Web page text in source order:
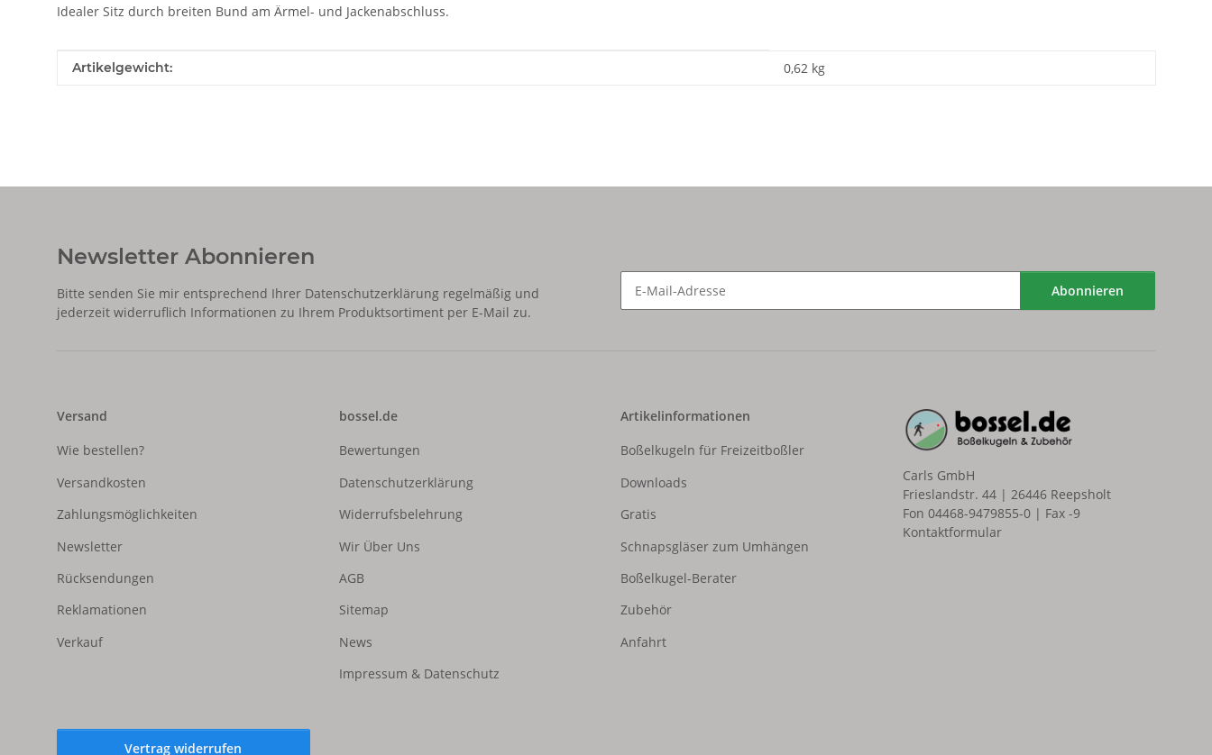
Idealer Sitz durch breiten Bund am Ärmel- und Jackenabschluss.
Produkteigenschaft
Wert
Artikelgewicht: 0,62 kg
Newsletter Abonnieren
Bitte senden Sie mir entsprechend Ihrer Datenschutzerklärung regelmäßig und
jederzeit widerruflich Informationen zu Ihrem Produktsortiment per E-Mail zu.
Abonnieren
Versand
Wie bestellen?
Versandkosten
Zahlungsmöglichkeiten
Newsletter
Rücksendungen
Reklamationen
Verkauf
bossel.de
Bewertungen
Datenschutzerklärung
Widerrufsbelehrung
Wir Über Uns
AGB
Sitemap
News
Impressum & Datenschutz
Artikelinformationen
Boßelkugeln für Freizeitboßler
Downloads
Gratis
Schnapsgläser zum Umhängen
Boßelkugel-Berater
Zubehör
Anfahrt
Carls GmbH
Frieslandstr. 44 | 26446 Reepsholt
Fon 04468-9479855-0 | Fax -9
Kontaktformular
Vertrag widerrufen